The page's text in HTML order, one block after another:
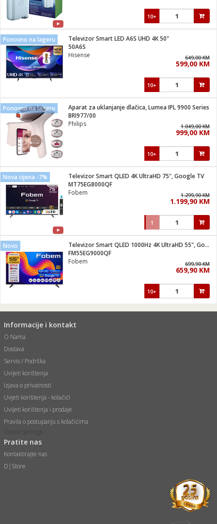
10+
Ponovno na lageru
Televizor Smart LED A6S UHD 4K 50"
50A6S
Hisense
649,00 KM
599,00 KM
10+
Ponovno na lageru
Aparat za uklanjanje dlačica, Lumea IPL 9900 Series
BRI977/00
Philips
1.049,00 KM
999,00 KM
10+
Nova cijena -7%
Televizor Smart QLED 4K UltraHD 75", Google TV
MT75EG8000QF
Fobem
1.299,90 KM
1.199,90 KM
1
Novo
Televizor Smart QLED 1000Hz 4K UltraHD 55", Google TV
FM55EG9000QF
Fobem
699,90 KM
659,90 KM
10+
Informacije i kontakt
O Nama
Dostava
Servis / Podrška
Uvijeti korištenja
Izjava o privatnosti
Uvjeti korištenja - kolačići
Uvijeti korištenja i prodaje
Pravila o postupanju s kolačićima
Cookie settings
Pratite nas
Kontaktirajte nas
D|Store